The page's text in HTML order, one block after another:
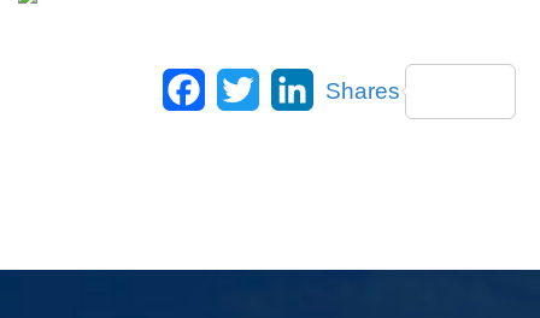
Facebook
Twitter LinkedIn
Shares